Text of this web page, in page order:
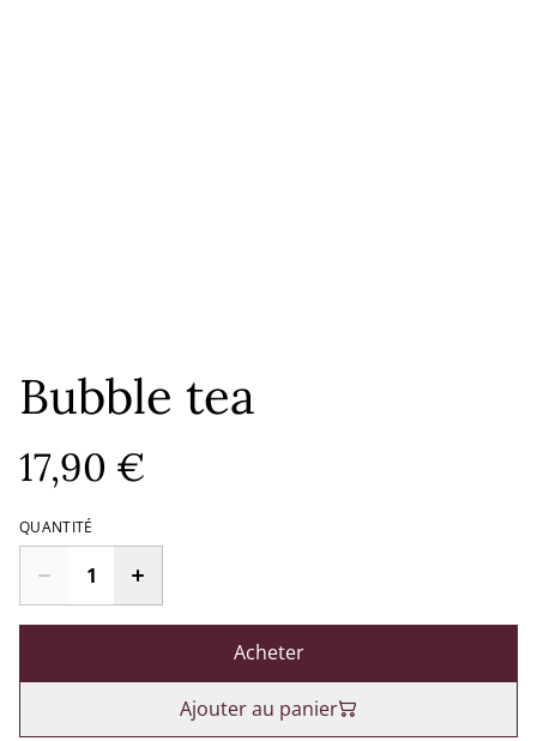
Bubble tea
17,90 €
QUANTITÉ
Acheter
Ajouter au panier